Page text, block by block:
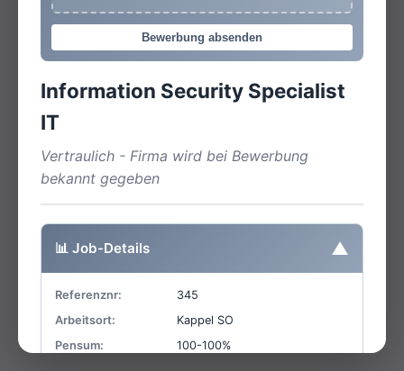
Bewerbung absenden
Information Security Specialist
IT
Vertraulich - Firma wird bei Bewerbung
bekannt gegeben
📊 Job-Details ▼
Referenznr:
345
Arbeitsort:
Kappel SO
Pensum:
100-100%